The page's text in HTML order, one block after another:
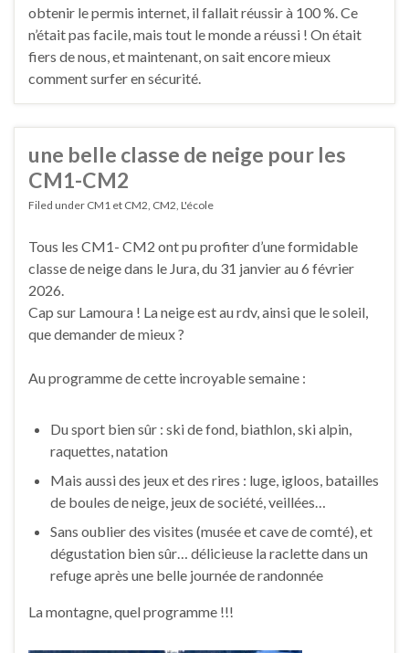
obtenir le permis internet, il fallait réussir à 100 %. Ce
n’était pas facile, mais tout le monde a réussi ! On était
fiers de nous, et maintenant, on sait encore mieux
comment surfer en sécurité.
une belle classe de neige pour les
CM1-CM2
Filed under CM1 et CM2 CM2 L'école
Tous les CM1- CM2 ont pu profiter d’une formidable
classe de neige dans le Jura, du 31 janvier au 6 février
2026.
Cap sur Lamoura ! La neige est au rdv, ainsi que le soleil,
que demander de mieux ?
Au programme de cette incroyable semaine :
Du sport bien sûr : ski de fond, biathlon, ski alpin,
raquettes, natation
Mais aussi des jeux et des rires : luge, igloos, batailles
de boules de neige, jeux de société, veillées…
Sans oublier des visites (musée et cave de comté), et
dégustation bien sûr… délicieuse la raclette dans un
refuge après une belle journée de randonnée
La montagne, quel programme !!!